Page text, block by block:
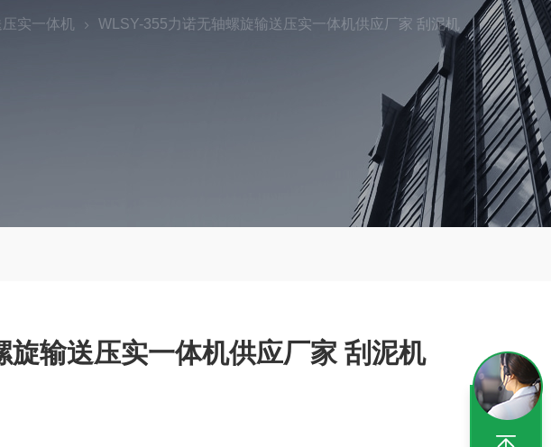
实一体机 WLSY-355力诺无轴螺旋输送压实一体机供应厂家 刮泥机
旋输送压实一体机供应厂家 刮泥机